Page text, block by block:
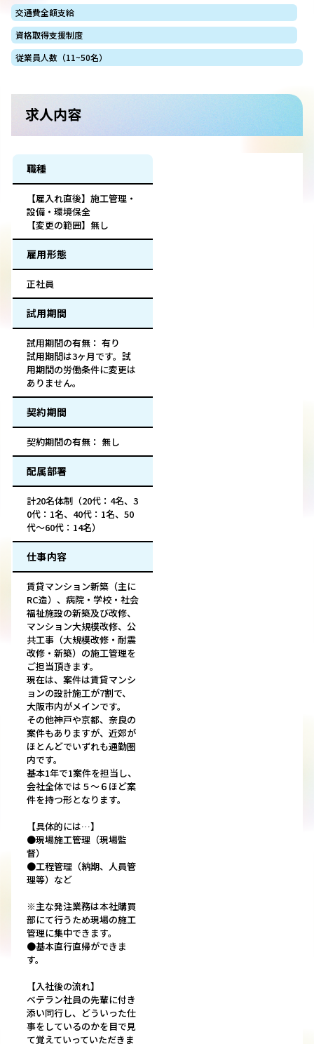
交通費全額支給
資格取得支援制度
従業員人数（11~50名）
求人内容
職種
【雇入れ直後】施工管理・
設備・環境保全
【変更の範囲】無し
雇用形態
正社員
試用期間
試用期間の有無： 有り
試用期間は3ヶ月です。試
用期間の労働条件に変更は
ありません。
契約期間
契約期間の有無： 無し
配属部署
計20名体制（20代：4名、3
0代：1名、40代：1名、50
代～60代：14名）
仕事内容
賃貸マンション新築（主に
RC造）、病院・学校・社会
福祉施設の新築及び改修、
マンション大規模改修、公
共工事（大規模改修・耐震
改修・新築）の施工管理を
ご担当頂きます。
現在は、案件は賃貸マンシ
ョンの設計施工が7割で、
大阪市内がメインです。
その他神戸や京都、奈良の
案件もありますが、近郊が
ほとんどでいずれも通勤圏
内です。
基本1年で1案件を担当し、
会社全体では５～６ほど案
件を持つ形となります。
【具体的には…】
●現場施工管理（現場監
督）
●工程管理（納期、人員管
理等）など
※主な発注業務は本社購買
部にて行うため現場の施工
管理に集中できます。
●基本直行直帰ができま
す。
【入社後の流れ】
ベテラン社員の先輩に付き
添い同行し、どういった仕
事をしているのかを目で見
て覚えていっていただきま